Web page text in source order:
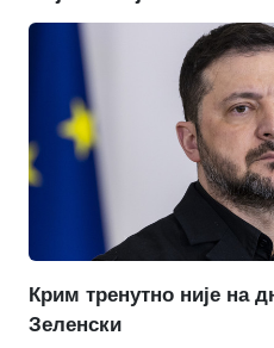
Крим тренутно није на
Зеленски